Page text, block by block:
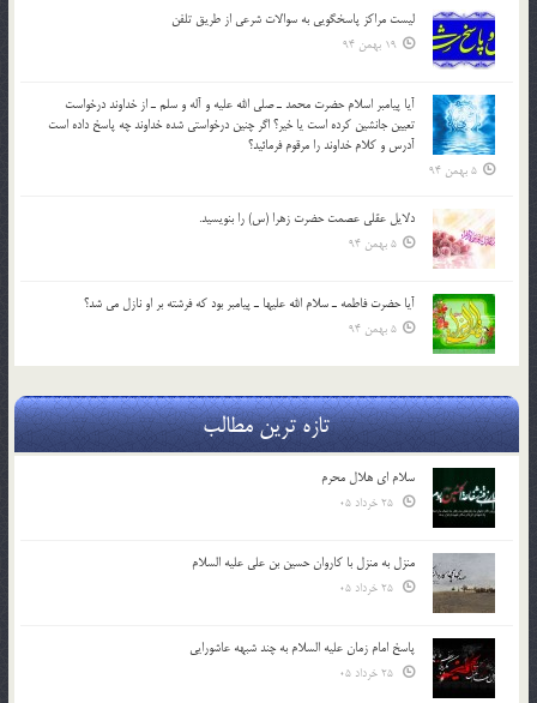
لیست مراکز پاسخگویی به سوالات شرعی از طریق تلفن
19 بهمن 94
آيا پيامبر اسلام حضرت محمد ـ صلي الله عليه و آله و سلم ـ از خداوند درخواست
تعيين جانشين کرده است يا خير؟ اگر چنين درخواستي شده خداوند چه پاسخ داده است
آدرس و کلام خداوند را مرقوم فرمائيد؟
5 بهمن 94
دلايل عقلي عصمت حضرت زهرا (س) را بنويسيد.
5 بهمن 94
آيا حضرت فاطمه ـ سلام الله عليها ـ پيامبر بود كه فرشته بر او نازل مي شد؟
5 بهمن 94
تازه ترین مطالب
سلام ای هلال محرم
منزل به منزل با کاروان حسین بن علی علیه السلام
پاسخ امام زمان علیه السلام به چند شبهه عاشورایی